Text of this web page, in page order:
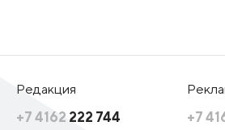
Редакция
+7 4162 222 744
+7